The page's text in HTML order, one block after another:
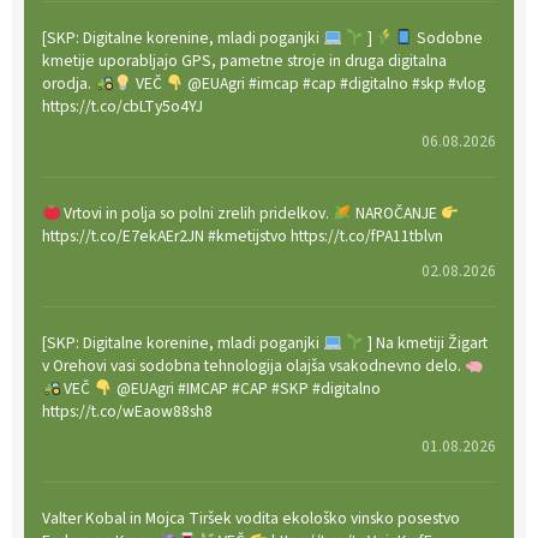
[SKP: Digitalne korenine, mladi poganjki ]
Sodobne
kmetije uporabljajo GPS, pametne stroje in druga digitalna
orodja.
VEČ
@EUAgri #imcap #cap #digitalno #skp #vlog
https://t.co/cbLTy5o4YJ
06.08.2026
Vrtovi in polja so polni zrelih pridelkov.
NAROČANJE
https://t.co/E7ekAEr2JN #kmetijstvo https://t.co/fPA11tblvn
02.08.2026
[SKP: Digitalne korenine, mladi poganjki
] Na kmetiji Žigart
v Orehovi vasi sodobna tehnologija olajša vsakodnevno delo.
VEČ
@EUAgri #IMCAP #CAP #SKP #digitalno
https://t.co/wEaow88sh8
01.08.2026
Valter Kobal in Mojca Tiršek vodita ekološko vinsko posestvo